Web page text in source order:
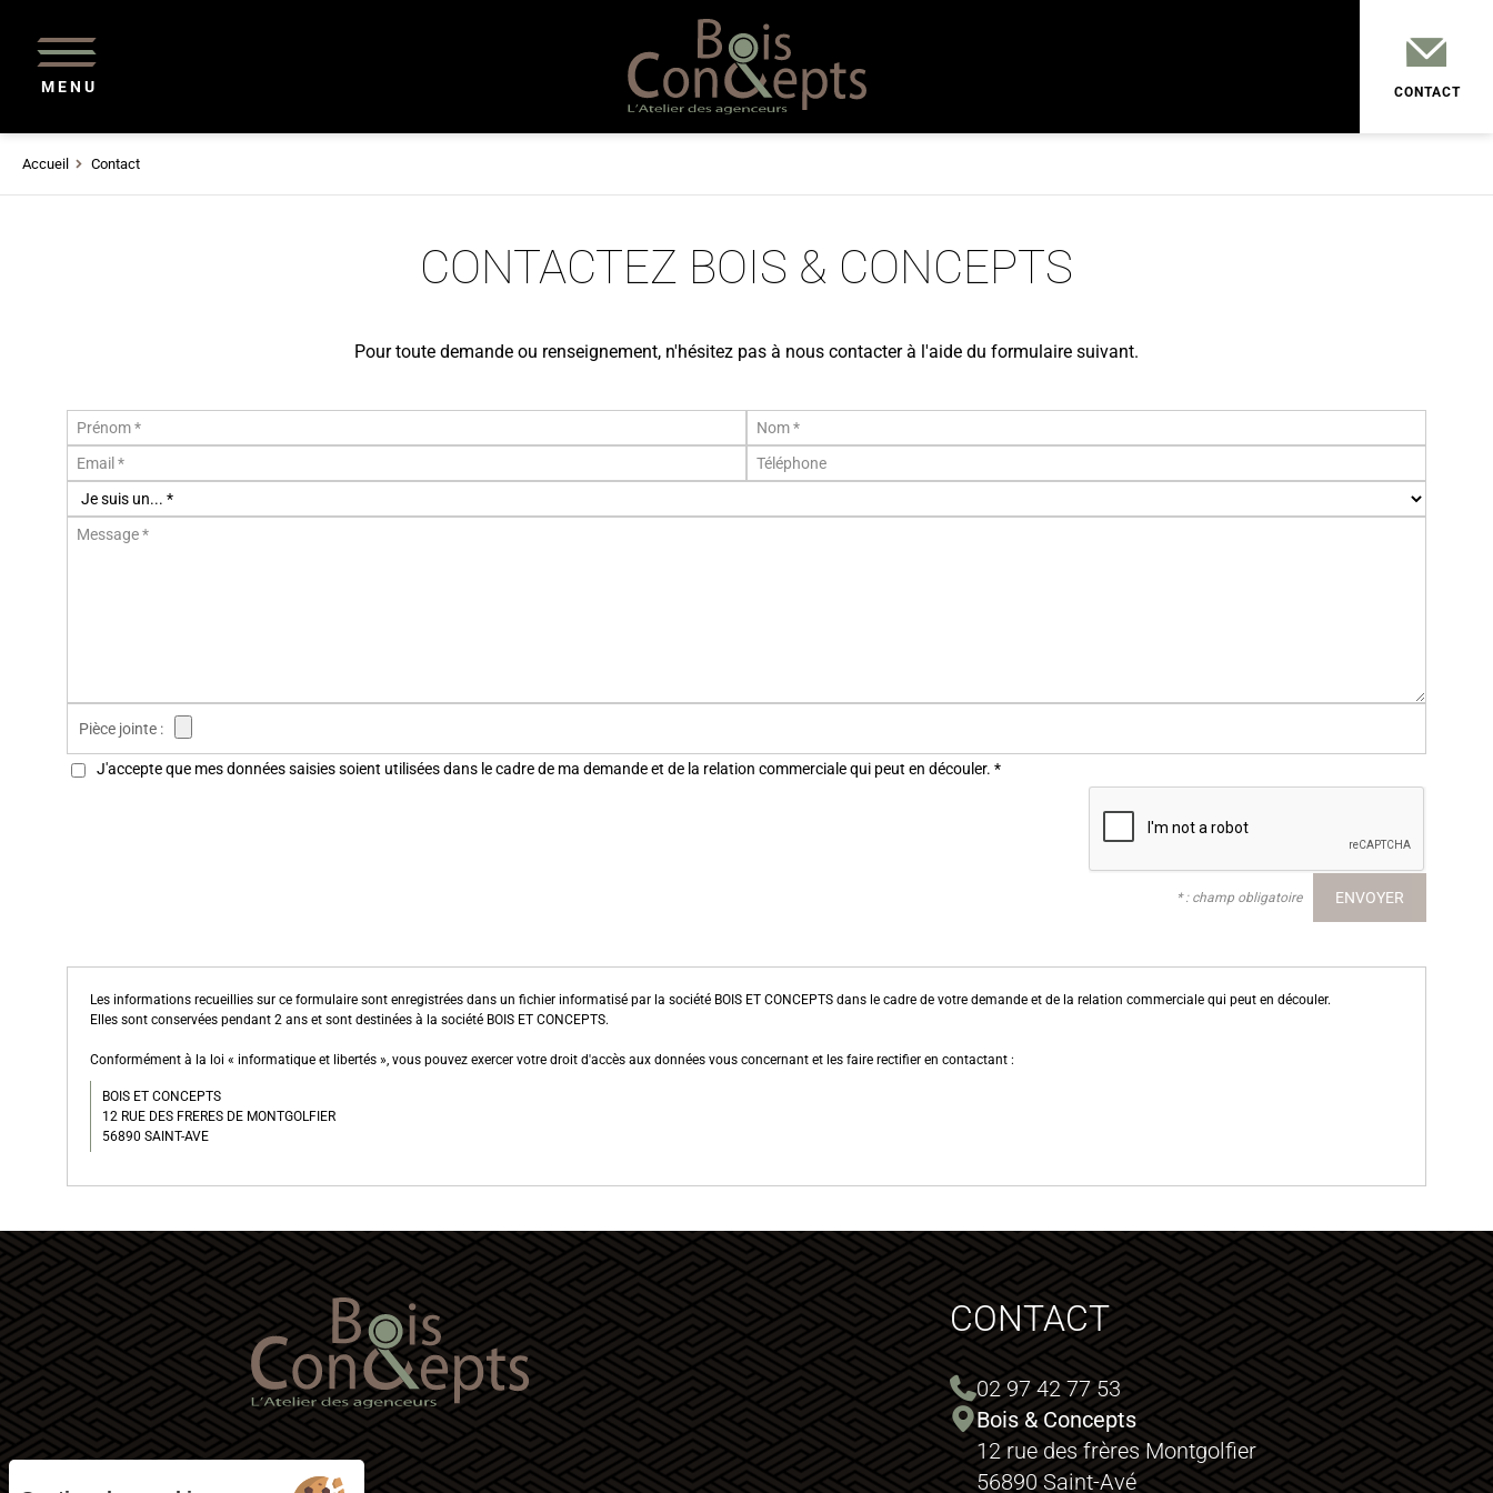
MENU CONTACT
Accueil Contact
CONTACTEZ BOIS & CONCEPTS
Pour toute demande ou renseignement, n'hésitez pas à nous contacter à l'aide du formulaire suivant.
Pièce jointe :
J'accepte que mes données saisies soient utilisées dans le cadre de ma demande et de la relation commerciale qui peut en découler. *
* : champ obligatoire
Les informations recueillies sur ce formulaire sont enregistrées dans un fichier informatisé par la société BOIS ET CONCEPTS dans le cadre de votre demande et de la relation commerciale qui peut en découler.
Elles sont conservées pendant 2 ans et sont destinées à la société BOIS ET CONCEPTS.
Conformément à la loi « informatique et libertés », vous pouvez exercer votre droit d'accès aux données vous concernant et les faire rectifier en contactant :
BOIS ET CONCEPTS
12 RUE DES FRERES DE MONTGOLFIER
56890 SAINT-AVE
CONTACT
02 97 42 77 53
Bois & Concepts
12 rue des frères Montgolfier
56890 Saint-Avé